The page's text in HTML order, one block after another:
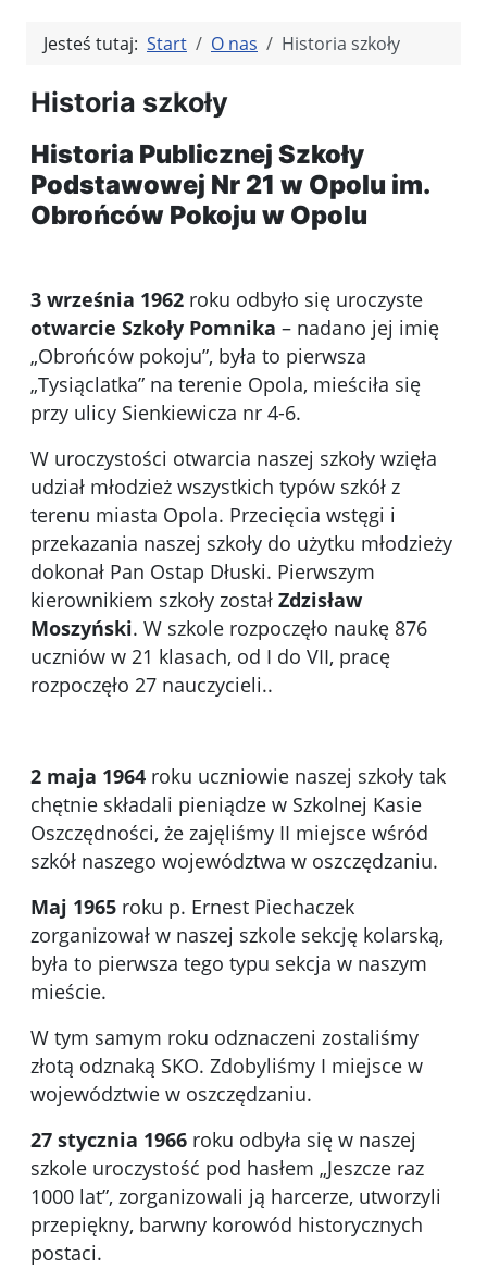
Jesteś tutaj: Start O nas Historia szkoły
Historia szkoły
Historia Publicznej Szkoły
Podstawowej Nr 21 w Opolu im.
Obrońców Pokoju w Opolu
3 września 1962 roku odbyło się uroczyste
otwarcie Szkoły Pomnika – nadano jej imię
„Obrońców pokoju”, była to pierwsza
„Tysiąclatka” na terenie Opola, mieściła się
przy ulicy Sienkiewicza nr 4-6.
W uroczystości otwarcia naszej szkoły wzięła
udział młodzież wszystkich typów szkół z
terenu miasta Opola. Przecięcia wstęgi i
przekazania naszej szkoły do użytku młodzieży
dokonał Pan Ostap Dłuski. Pierwszym
kierownikiem szkoły został Zdzisław
Moszyński. W szkole rozpoczęło naukę 876
uczniów w 21 klasach, od I do VII, pracę
rozpoczęło 27 nauczycieli..
2 maja 1964 roku uczniowie naszej szkoły tak
chętnie składali pieniądze w Szkolnej Kasie
Oszczędności, że zajęliśmy II miejsce wśród
szkół naszego województwa w oszczędzaniu.
Maj 1965 roku p. Ernest Piechaczek
zorganizował w naszej szkole sekcję kolarską,
była to pierwsza tego typu sekcja w naszym
mieście.
W tym samym roku odznaczeni zostaliśmy
złotą odznaką SKO. Zdobyliśmy I miejsce w
województwie w oszczędzaniu.
27 stycznia 1966 roku odbyła się w naszej
szkole uroczystość pod hasłem „Jeszcze raz
1000 lat”, zorganizowali ją harcerze, utworzyli
przepiękny, barwny korowód historycznych
postaci.